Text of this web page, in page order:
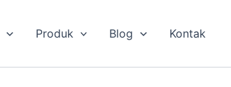
Produk Blog Kontak